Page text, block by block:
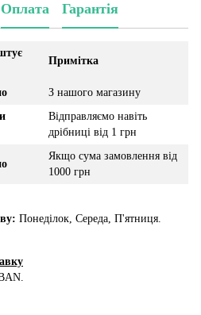
Оплата Гарантія
Примітка
З нашого магазину
Відправляємо навіть
дрібниці від 1 грн
Якщо сума замовлення від
1000 грн
Понеділок, Середа, П'ятниця.